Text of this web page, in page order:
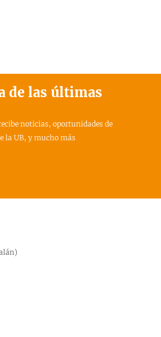
de las últimas
noticias, oportunidades de
la UB, y mucho más